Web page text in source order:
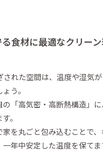
食材に最適なクリー
れた空間は、温度や湿気
う。
「高気密・高断熱構造」
。
を丸ごと包み込むことで
年中安定した温度を保てま